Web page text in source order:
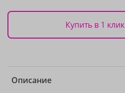
Купить в 1 клик
Описание